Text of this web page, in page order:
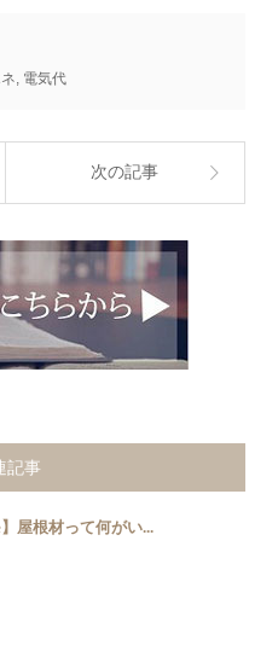
, 電気代
次の記事
記事
屋根材って何がい...